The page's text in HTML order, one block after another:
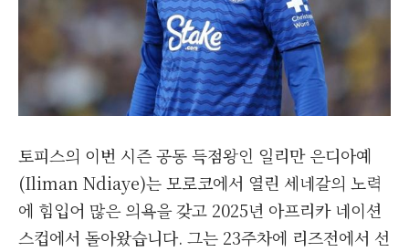
토피스의 이번 시즌 공동 득점왕인 일리만 은디아예
(Iliman Ndiaye)는 모로코에서 열린 세네갈의 노력
에 힘입어 많은 의욕을 갖고 2025년 아프리카 네이션
스컵에서 돌아왔습니다. 그는 23주차에 리즈전에서 선